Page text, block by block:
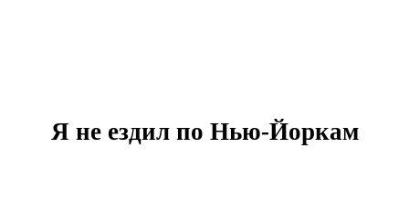
Я не ездил по Нью-Йоркам